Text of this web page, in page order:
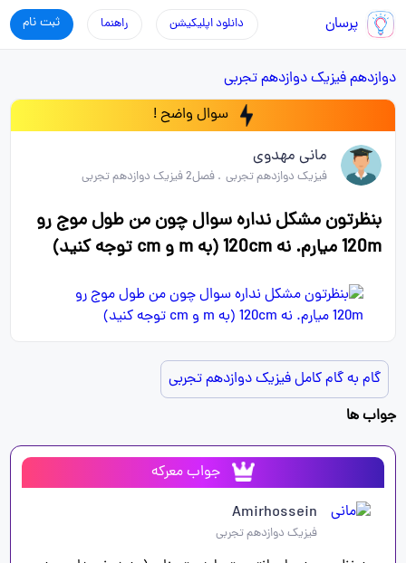
پرسان ثبت نام راهنما دانلود اپلیکیشن
دوازدهمفیزیک دوازدهم تجربی
سوال واضح !
مانی مهدوی
فیزیک دوازدهم تجربی .فصل2 فیزیک دوازدهم تجربی
بنظرتون مشکل نداره سوال چون من طول موج رو
120m میارم. نه 120cm (به m و cm توجه کنید)
گام به گام کامل فیزیک دوازدهم تجربی
جواب ها
جواب معرکه
Amirhossein
فیزیک دوازدهم تجربی